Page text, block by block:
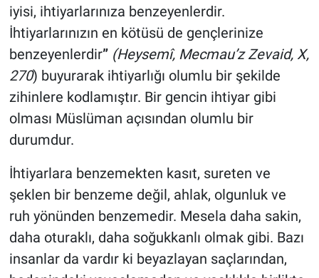
iyisi, ihtiyarlarınıza benzeyenlerdir.
İhtiyarlarınızın en kötüsü de gençlerinize
benzeyenlerdir”(Heysemî, Mecmau’z Zevaid, X,
270) buyurarak ihtiyarlığı olumlu bir şekilde
zihinlere kodlamıştır. Bir gencin ihtiyar gibi
olması Müslüman açısından olumlu bir
durumdur.
İhtiyarlara benzemekten kasıt, sureten ve
şeklen bir benzeme değil, ahlak, olgunluk ve
ruh yönünden benzemedir. Mesela daha sakin,
daha oturaklı, daha soğukkanlı olmak gibi. Bazı
insanlar da vardır ki beyazlayan saçlarından,